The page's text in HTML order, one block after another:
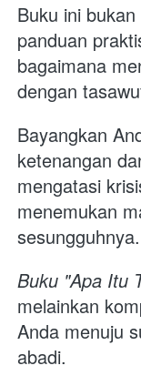
Buku ini
panduan
bagaimana
dengan
Bayangkan
ketenangan
mengatasi
menemukan
sesungguhnya.
Buku "Apa Itu
melainkan
Anda menuju
abadi.